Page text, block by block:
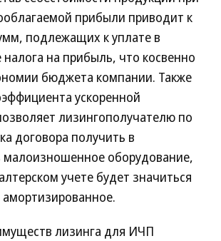
прибыли приводит к
подлежащих к уплате в
на прибыль, что косвенно
бюджета компании. Также
ускоренной
лизингополучателю по
договора получить в
малоизношенное оборудование,
учете будет значиться
лизинга для ИЧП